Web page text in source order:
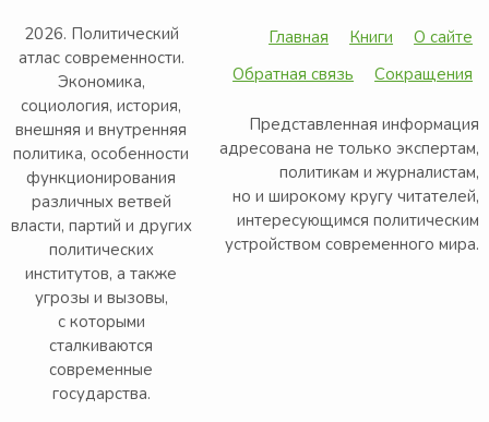
2026. Политический
атлас современности.
Экономика,
социология, история,
внешняя и внутренняя
политика, особенности
функционирования
различных ветвей
власти, партий и других
политических
институтов, а также
угрозы и вызовы,
с которыми
сталкиваются
современные
государства.
Главная Книги
О сайте
Обратная связь
Сокращения
Представленная информация
адресована не только экспертам,
политикам и журналистам,
но и широкому кругу читателей,
интересующимся политическим
устройством современного мира.